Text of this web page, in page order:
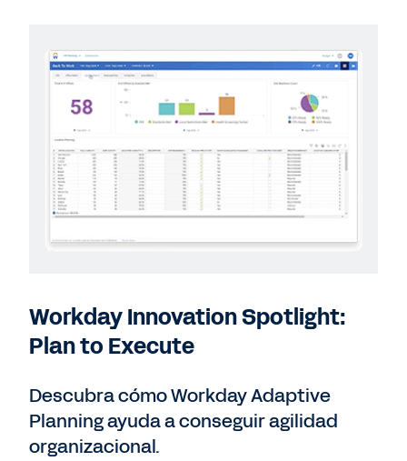
Workday Innovation Spotlight:
Plan to Execute
Descubra cómo Workday Adaptive
Planning ayuda a conseguir agilidad
organizacional.